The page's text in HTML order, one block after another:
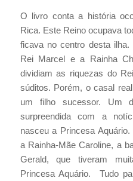
O livro conta a história
Rica. Este Reino ocupava
ficava no centro desta
Rei Marcel e a Rainha
dividiam as riquezas do
súditos. Porém, o casal
um filho sucessor. Um
surpreendida com a
nasceu a Princesa
a Rainha-Mãe Caroline, a
Gerald, que tiveram
Princesa Aquário. Tudo